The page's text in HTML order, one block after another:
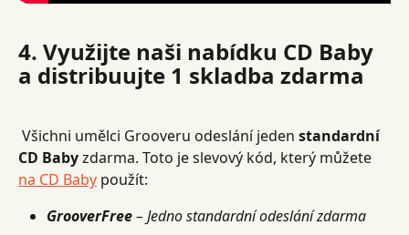
4. Využijte naši nabídku CD Baby
a distribuujte 1 skladba zdarma
Všichni umělci Grooveru odeslání jeden standardní
CD Baby zdarma. Toto je slevový kód, který můžete
na CD Baby použít:
GrooverFree– Jedno standardní odeslání zdarma